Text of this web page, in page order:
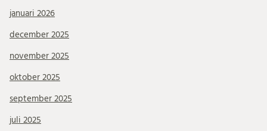
januari 2026
december 2025
november 2025
oktober 2025
september 2025
juli 2025